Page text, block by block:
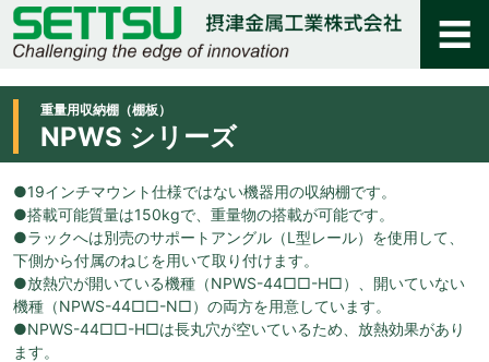
重量用収納棚（棚板）
NPWS シリーズ
●19インチマウント仕様ではない機器用の収納棚です。
●搭載可能質量は150kgで、重量物の搭載が可能です。
●ラックへは別売のサポートアングル（L型レール）を使用して、
下側から付属のねじを用いて取り付けます。
●放熱穴が開いている機種（NPWS-44□□-H□）、開いていない
機種（NPWS-44□□-N□）の両方を用意しています。
●NPWS-44□□-H□は長丸穴が空いているため、放熱効果があり
ます。